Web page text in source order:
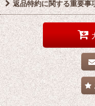
返品特約に関する重要事